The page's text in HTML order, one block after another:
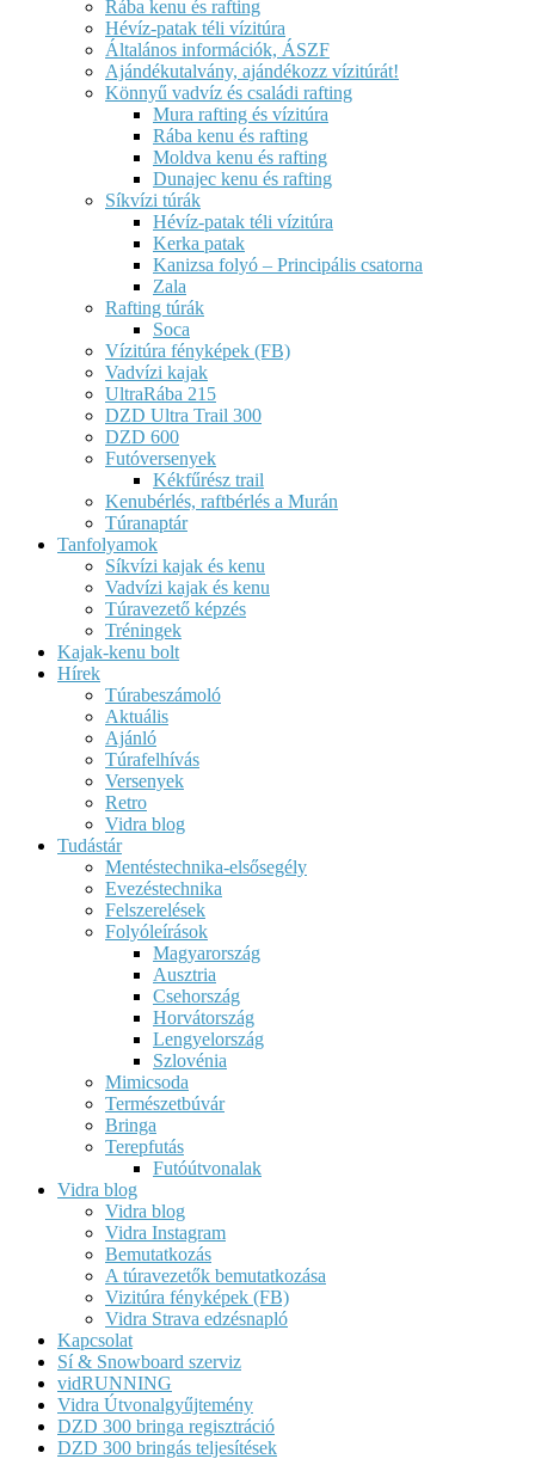
Rába kenu és rafting
Hévíz-patak téli vízitúra
Általános információk, ÁSZF
Ajándékutalvány, ajándékozz vízitúrát!
Könnyű vadvíz és családi rafting
Mura rafting és vízitúra
Rába kenu és rafting
Moldva kenu és rafting
Dunajec kenu és rafting
Síkvízi túrák
Hévíz-patak téli vízitúra
Kerka patak
Kanizsa folyó – Principális csatorna
Zala
Rafting túrák
Soca
Vízitúra fényképek (FB)
Vadvízi kajak
UltraRába 215
DZD Ultra Trail 300
DZD 600
Futóversenyek
Kékfűrész trail
Kenubérlés, raftbérlés a Murán
Túranaptár
Tanfolyamok
Síkvízi kajak és kenu
Vadvízi kajak és kenu
Túravezető képzés
Tréningek
Kajak-kenu bolt
Hírek
Túrabeszámoló
Aktuális
Ajánló
Túrafelhívás
Versenyek
Retro
Vidra blog
Tudástár
Mentéstechnika-elsősegély
Evezéstechnika
Felszerelések
Folyóleírások
Magyarország
Ausztria
Csehország
Horvátország
Lengyelország
Szlovénia
Mimicsoda
Természetbúvár
Bringa
Terepfutás
Futóútvonalak
Vidra blog
Vidra blog
Vidra Instagram
Bemutatkozás
A túravezetők bemutatkozása
Vizitúra fényképek (FB)
Vidra Strava edzésnapló
Kapcsolat
Sí & Snowboard szerviz
vidRUNNING
Vidra Útvonalgyűjtemény
DZD 300 bringa regisztráció
DZD 300 bringás teljesítések